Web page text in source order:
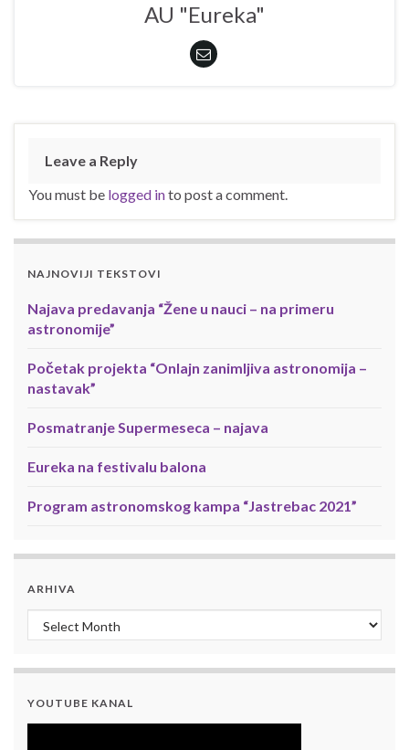
AU "Eureka"
Leave a Reply
You must be logged into post a comment.
NAJNOVIJI TEKSTOVI
Najava predavanja “Žene u nauci – na primeru
astronomije”
Početak projekta “Onlajn zanimljiva astronomija –
nastavak”
Posmatranje Supermeseca – najava
Eureka na festivalu balona
Program astronomskog kampa “Jastrebac 2021”
ARHIVA
Arhiva
YOUTUBE KANAL